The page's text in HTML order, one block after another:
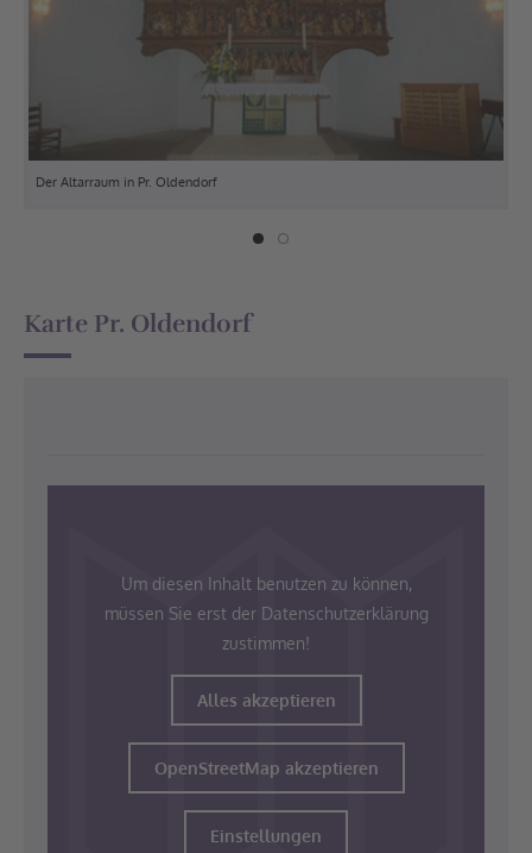
Der Altarraum in Pr. Oldendorf
Karte Pr. Oldendorf
Um diesen Inhalt benutzen zu können,
müssen Sie erst der Datenschutzerklärung
zustimmen!
Alles akzeptieren
OpenStreetMap akzeptieren
Einstellungen